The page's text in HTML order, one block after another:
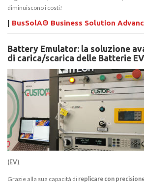
diminuiscono i costi!
| BusSolA® Business Solution
Battery Emulator: la soluzione
di carica/scarica delle Batterie EV
(EV).
Grazie alla sua capacità di replicare con